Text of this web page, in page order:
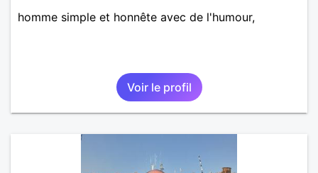
homme simple et honnête avec de l'humour,
Voir le profil